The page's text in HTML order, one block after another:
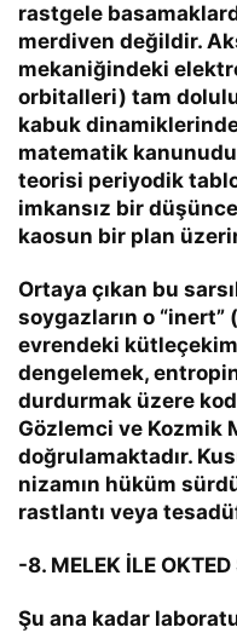
rastgele
merdiven değildir.
mekaniğindeki
orbitalleri) tam
kabuk
matematik
teorisi periyodik
imkansız bir
kaosun bir plan
Ortaya çıkan bu
soygazların o “inert”
evrendeki
dengelemek,
durdurmak üzere
Gözlemci ve Kozmik
doğrulamaktadır.
nizamın hüküm
rastlantı veya
-8. MELEK İLE
Şu ana kadar